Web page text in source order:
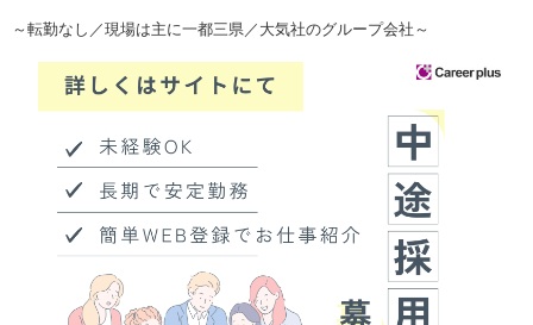
～転勤なし／現場は主に一都三県／大気社のグループ会社～